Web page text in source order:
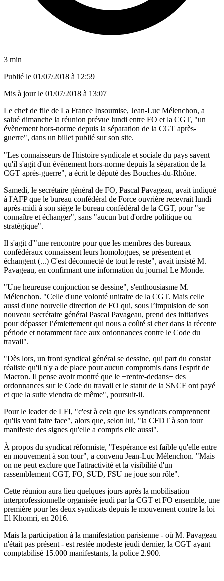
3 min
Publié le 01/07/2018 à 12:59
Mis à jour le 01/07/2018 à 13:07
Le chef de file de La France Insoumise, Jean-Luc Mélenchon, a
salué dimanche la réunion prévue lundi entre FO et la CGT, "un
évènement hors-norme depuis la séparation de la CGT après-
guerre", dans un billet publié sur son site.
"Les connaisseurs de l'histoire syndicale et sociale du pays savent
qu'il s'agit d'un évènement hors-norme depuis la séparation de la
CGT après-guerre", a écrit le député des Bouches-du-Rhône.
Samedi, le secrétaire général de FO, Pascal Pavageau, avait indiqué
à l'AFP que le bureau confédéral de Force ouvrière recevrait lundi
après-midi à son siège le bureau confédéral de la CGT, pour "se
connaître et échanger", sans "aucun but d'ordre politique ou
stratégique".
Il s'agit d'"une rencontre pour que les membres des bureaux
confédéraux connaissent leurs homologues, se présentent et
échangent (...) C'est déconnecté de tout le reste", avait insisté M.
Pavageau, en confirmant une information du journal Le Monde.
"Une heureuse conjonction se dessine", s'enthousiasme M.
Mélenchon. "Celle d'une volonté unitaire de la CGT. Mais celle
aussi d'une nouvelle direction de FO qui, sous l’impulsion de son
nouveau secrétaire général Pascal Pavageau, prend des initiatives
pour dépasser l’émiettement qui nous a coûté si cher dans la récente
période et notamment face aux ordonnances contre le Code du
travail".
"Dès lors, un front syndical général se dessine, qui part du constat
réaliste qu'il n'y a de place pour aucun compromis dans l'esprit de
Macron. Il pense avoir montré que le +rentre-dedans+ des
ordonnances sur le Code du travail et le statut de la SNCF ont payé
et que la suite viendra de même", poursuit-il.
Pour le leader de LFI, "c'est à cela que les syndicats comprennent
qu'ils vont faire face", alors que, selon lui, "la CFDT à son tour
manifeste des signes qu'elle a compris elle aussi".
À propos du syndicat réformiste, "l'espérance est faible qu'elle entre
en mouvement à son tour", a convenu Jean-Luc Mélenchon. "Mais
on ne peut exclure que l'attractivité et la visibilité d'un
rassemblement CGT, FO, SUD, FSU ne joue son rôle".
Cette réunion aura lieu quelques jours après la mobilisation
interprofessionnelle organisée jeudi par la CGT et FO ensemble, une
première pour les deux syndicats depuis le mouvement contre la loi
El Khomri, en 2016.
Mais la participation à la manifestation parisienne - où M. Pavageau
n'était pas présent - est restée modeste jeudi dernier, la CGT ayant
comptabilisé 15.000 manifestants, la police 2.900.